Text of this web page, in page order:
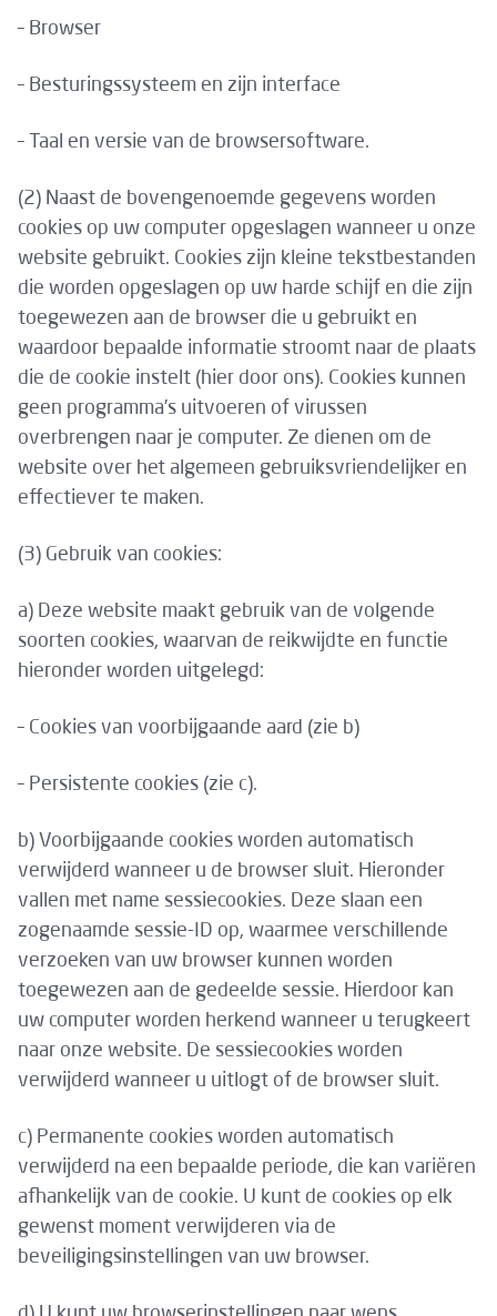
– Browser
– Besturingssysteem en zijn interface
– Taal en versie van de browsersoftware.
(2) Naast de bovengenoemde gegevens worden
cookies op uw computer opgeslagen wanneer u onze
website gebruikt. Cookies zijn kleine tekstbestanden
die worden opgeslagen op uw harde schijf en die zijn
toegewezen aan de browser die u gebruikt en
waardoor bepaalde informatie stroomt naar de plaats
die de cookie instelt (hier door ons). Cookies kunnen
geen programma’s uitvoeren of virussen
overbrengen naar je computer. Ze dienen om de
website over het algemeen gebruiksvriendelijker en
effectiever te maken.
(3) Gebruik van cookies:
a) Deze website maakt gebruik van de volgende
soorten cookies, waarvan de reikwijdte en functie
hieronder worden uitgelegd:
– Cookies van voorbijgaande aard (zie b)
– Persistente cookies (zie c).
b) Voorbijgaande cookies worden automatisch
verwijderd wanneer u de browser sluit. Hieronder
vallen met name sessiecookies. Deze slaan een
zogenaamde sessie-ID op, waarmee verschillende
verzoeken van uw browser kunnen worden
toegewezen aan de gedeelde sessie. Hierdoor kan
uw computer worden herkend wanneer u terugkeert
naar onze website. De sessiecookies worden
verwijderd wanneer u uitlogt of de browser sluit.
c) Permanente cookies worden automatisch
verwijderd na een bepaalde periode, die kan variëren
afhankelijk van de cookie. U kunt de cookies op elk
gewenst moment verwijderen via de
beveiligingsinstellingen van uw browser.